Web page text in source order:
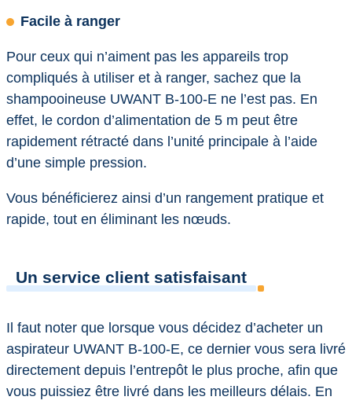
Facile à ranger
Pour ceux qui n’aiment pas les appareils trop
compliqués à utiliser et à ranger, sachez que la
shampooineuse UWANT B-100-E ne l’est pas. En
effet, le cordon d’alimentation de 5 m peut être
rapidement rétracté dans l’unité principale à l’aide
d’une simple pression.
Vous bénéficierez ainsi d’un rangement pratique et
rapide, tout en éliminant les nœuds.
Un service client satisfaisant
Il faut noter que lorsque vous décidez d’acheter un
aspirateur UWANT B-100-E, ce dernier vous sera livré
directement depuis l’entrepôt le plus proche, afin que
vous puissiez être livré dans les meilleurs délais. En